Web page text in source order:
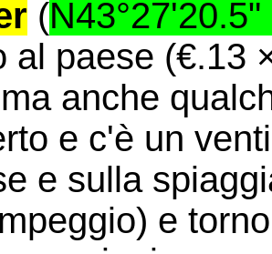
(
al paese (€.13
anche
e c'è un
e sulla
e